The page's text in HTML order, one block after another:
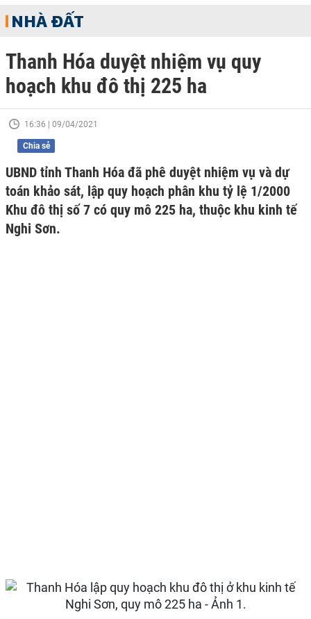
NHÀ ĐẤT
Thanh Hóa duyệt nhiệm vụ quy
hoạch khu đô thị 225 ha
16:36 | 09/04/2021
Chia sẻ
UBND tỉnh Thanh Hóa đã phê duyệt nhiệm vụ và dự
toán khảo sát, lập quy hoạch phân khu tỷ lệ 1/2000
Khu đô thị số 7 có quy mô 225 ha, thuộc khu kinh tế
Nghi Sơn.